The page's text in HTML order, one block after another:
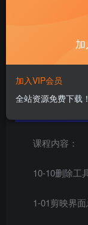
课程内容：
10-10删除工
1-01剪映界
加入VIP会员
全站资源免费下载